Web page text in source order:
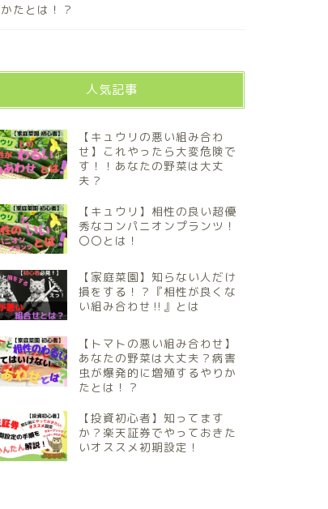
かたとは！？
人気記事
【キュウリの悪い組み合わ
せ】これやったら大変危険で
す！！あなたの野菜は大丈
夫？
【キュウリ】相性の良い超優
秀なコンパニオンプランツ！
〇〇とは！
【家庭菜園】知らない人だけ
損をする！？『相性が良くな
い組み合わせ‼️』とは
【トマトの悪い組み合わせ】
あなたの野菜は大丈夫？病害
虫が爆発的に増殖するやりか
たとは！？
【投資初心者】知ってます
か？楽天証券でやっておきた
いオススメ初期設定！